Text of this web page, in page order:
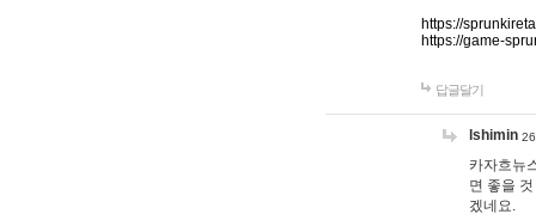
https://
https://game-
답글달기
lshimin
카자흐뉴
면 좋을
겠네요.